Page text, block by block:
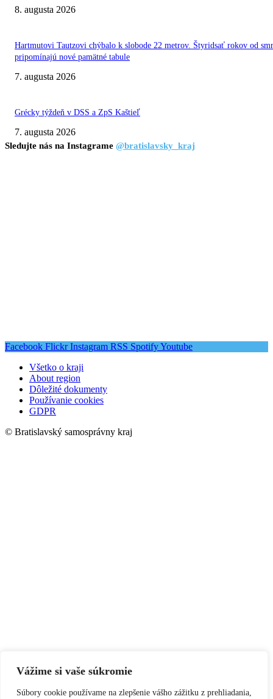
Vážime si vaše súkromie
Súbory cookie používame na zlepšenie vášho zážitku z prehliadania,
8. augusta 2026
Hartmutovi Tautzovi chýbalo k slobode 22 metrov. Štyridsať rokov od
pripomínajú nové pamätné tabule
7. augusta 2026
Grécky týždeň v DSS a ZpS Kaštieľ
7. augusta 2026
Sledujte nás na Instagrame @bratislavsky_kraj
Facebook Flickr Instagram RSS SpotifyYoutube
Všetko o kraji
About region
Dôležité dokumenty
Používanie cookies
GDPR
© Bratislavský samosprávny kraj